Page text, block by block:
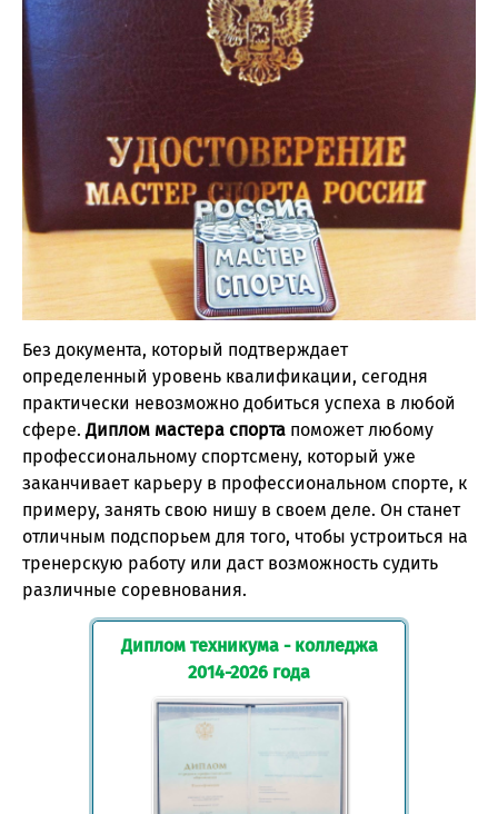
Без документа, который подтверждает
определенный уровень квалификации, сегодня
практически невозможно добиться успеха в любой
сфере.Диплом мастера спорта поможет любому
профессиональному спортсмену, который уже
заканчивает карьеру в профессиональном спорте, к
примеру, занять свою нишу в своем деле. Он станет
отличным подспорьем для того, чтобы устроиться на
тренерскую работу или даст возможность судить
различные соревнования.
Диплом техникума - колледжа
2014-2026 года